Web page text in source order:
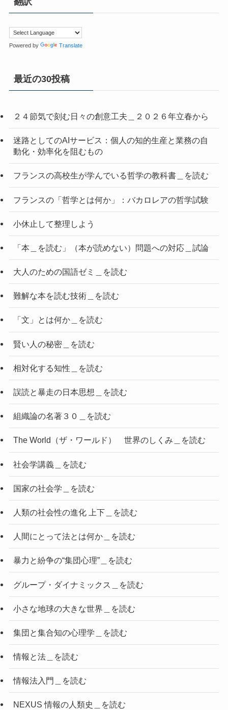
Powered by Translate
最近の30投稿
２４節気で刻む日々の創意工夫＿２０２６年立春から
迷路としてのAIサービス：個人の知的生産と業務の自
動化・効率化を阻むもの
フランスの高校生が学んでいる哲学の教科書＿を読む
フランスの「哲学とは何か」：バカロレアの哲学試験
小休止して整理しよう
「本＿を読む」（本が読めない）問題への対応＿試論
大人のための国語ゼミ＿を読む
難解な本を読む技術＿を読む
「文」とは何か＿を読む
賢い人の秘密＿を読む
相対化する知性＿を読む
誤読と暴走の日本思想＿を読む
組織論の名著３０＿を読む
The World（ザ・ワールド） 世界のしくみ＿を読む
社会学講義＿を読む
国家の社会学＿を読む
人類の社会性の進化 上下＿を読む
人間にとって法とは何か＿を読む
暴力と紛争の“集団心理”＿を読む
グループ・ダイナミックス＿を読む
小さな地球の大きな世界＿を読む
集団と集合知の心理学＿を読む
情報と法＿を読む
情報法入門＿を読む
NEXUS 情報の人類史＿を読む